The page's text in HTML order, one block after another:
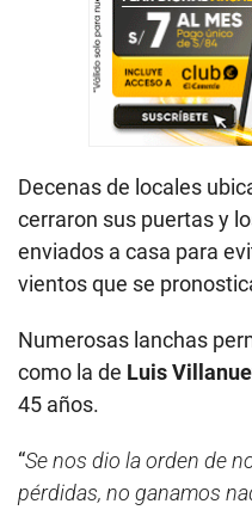
Decenas de locales
cerraron sus puertas y
enviados a casa para
vientos que se
Numerosas lanchas
como la de Luis
45 años.
“Se nos dio la orden de
pérdidas, no ganamos